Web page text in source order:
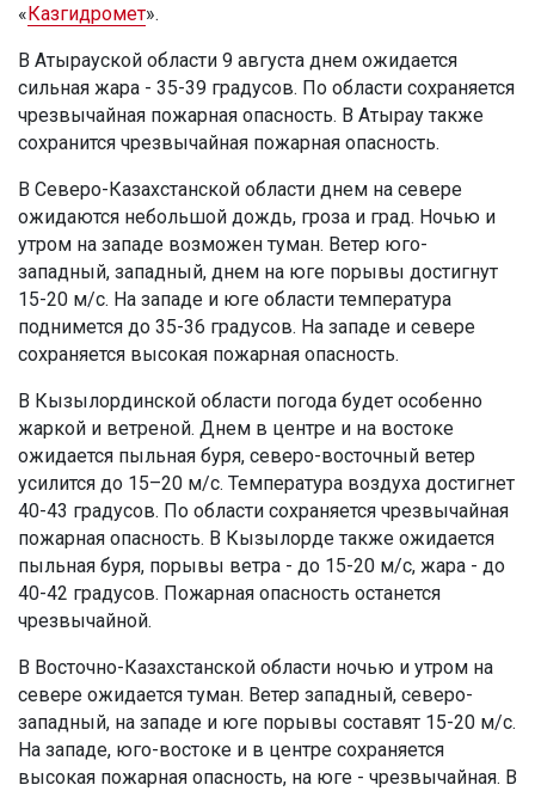
«Казгидромет».
В Атырауской области 9 августа днем ожидается
сильная жара - 35-39 градусов. По области сохраняется
чрезвычайная пожарная опасность. В Атырау также
сохранится чрезвычайная пожарная опасность.
В Северо-Казахстанской области днем на севере
ожидаются небольшой дождь, гроза и град. Ночью и
утром на западе возможен туман. Ветер юго-
западный, западный, днем на юге порывы достигнут
15-20 м/с. На западе и юге области температура
поднимется до 35-36 градусов. На западе и севере
сохраняется высокая пожарная опасность.
В Кызылординской области погода будет особенно
жаркой и ветреной. Днем в центре и на востоке
ожидается пыльная буря, северо-восточный ветер
усилится до 15–20 м/с. Температура воздуха достигнет
40-43 градусов. По области сохраняется чрезвычайная
пожарная опасность. В Кызылорде также ожидается
пыльная буря, порывы ветра - до 15-20 м/с, жара - до
40-42 градусов. Пожарная опасность останется
чрезвычайной.
В Восточно-Казахстанской области ночью и утром на
севере ожидается туман. Ветер западный, северо-
западный, на западе и юге порывы составят 15-20 м/с.
На западе, юго-востоке и в центре сохраняется
высокая пожарная опасность, на юге - чрезвычайная. В